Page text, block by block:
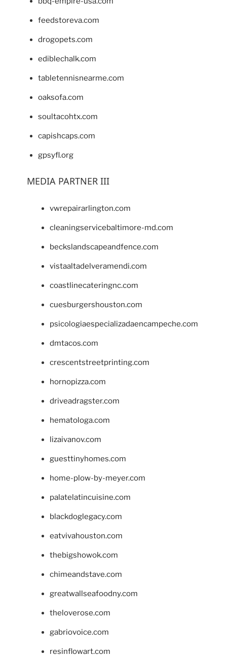
feedstoreva.com
drogopets.com
ediblechalk.com
tabletennisnearme.com
oaksofa.com
soultacohtx.com
capishcaps.com
gpsyfl.org
MEDIA PARTNER III
vwrepairarlington.com
cleaningservicebaltimore-md.com
beckslandscapeandfence.com
vistaaltadelveramendi.com
coastlinecateringnc.com
cuesburgershouston.com
psicologiaespecializadaencampeche.com
dmtacos.com
crescentstreetprinting.com
hornopizza.com
driveadragster.com
hematologa.com
lizaivanov.com
guesttinyhomes.com
home-plow-by-meyer.com
palatelatincuisine.com
blackdoglegacy.com
eatvivahouston.com
thebigshowok.com
chimeandstave.com
greatwallseafoodny.com
theloverose.com
gabriovoice.com
resinflowart.com